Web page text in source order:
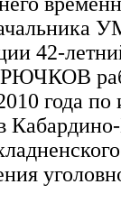
42-
года